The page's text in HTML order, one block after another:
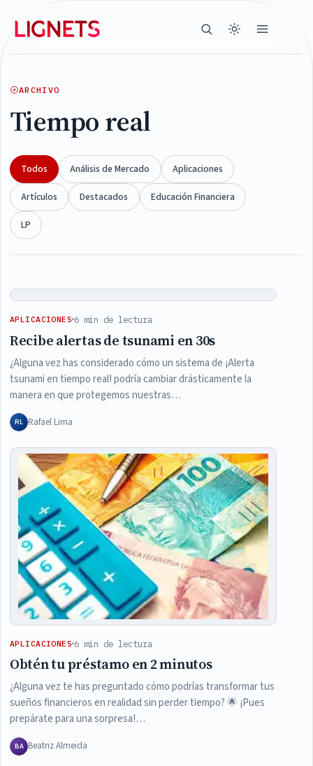
ARCHIVO
Tiempo real
Todos Análisis de Mercado
Aplicaciones
Artículos
Destacados
Educación Financiera
LP
Articles
APLICACIONES 6 min de lectura
Recibe alertas de tsunami en 30s
¿Alguna vez has considerado cómo un sistema de ¡Alerta
tsunami en tiempo real! podría cambiar drásticamente la
manera en que protegemos nuestras…
RL Rafael Lima
APLICACIONES 6 min de lectura
Obtén tu préstamo en 2 minutos
¿Alguna vez te has preguntado cómo podrías transformar tus
sueños financieros en realidad sin perder tiempo? 🌟 ¡Pues
prepárate para una sorpresa!…
BA Beatriz Almeida